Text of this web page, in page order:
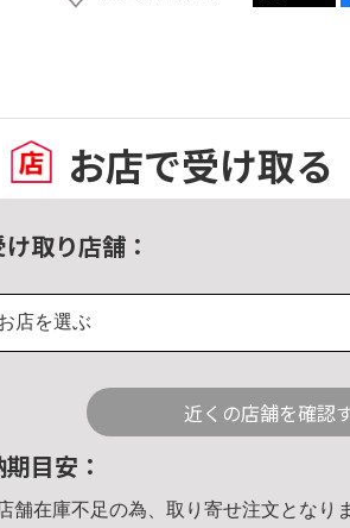
お店で受け取る
け取り店舗：
店を選ぶ
近くの店舗を確認
目安：
舗在庫不足の為、取り寄せ注文となり